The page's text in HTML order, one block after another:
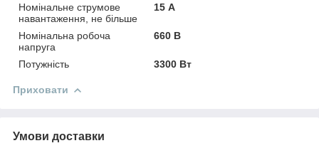
Номінальне струмове
навантаження, не більше
15 А
Номінальна робоча
напруга
660 В
Потужність 3300 Вт
Приховати
Умови доставки